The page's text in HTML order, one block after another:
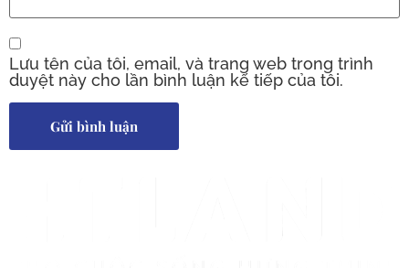
Lưu tên của tôi, email, và trang web trong trình
duyệt này cho lần bình luận kế tiếp của tôi.